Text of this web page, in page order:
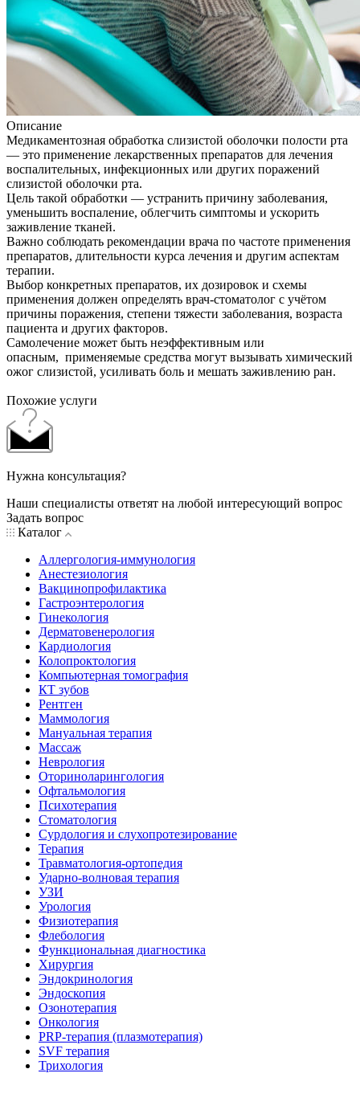
Описание
Медикаментозная обработка слизистой оболочки полости рта
— это применение лекарственных препаратов для лечения
воспалительных, инфекционных или других поражений
слизистой оболочки рта.
Цель такой обработки — устранить причину заболевания,
уменьшить воспаление, облегчить симптомы и ускорить
заживление тканей.
Важно соблюдать рекомендации врача по частоте применения
препаратов, длительности курса лечения и другим аспектам
терапии.
Выбор конкретных препаратов, их дозировок и схемы
применения должен определять врач-стоматолог с учётом
причины поражения, степени тяжести заболевания, возраста
пациента и других факторов.
Самолечение может быть неэффективным или
опасным, применяемые средства могут вызывать химический
ожог слизистой, усиливать боль и мешать заживлению ран.
Похожие услуги
Нужна консультация?
Наши специалисты ответят на любой интересующий вопрос
Задать вопрос
Каталог
Аллергология-иммунология
Анестезиология
Вакцинопрофилактика
Гастроэнтерология
Гинекология
Дерматовенерология
Кардиология
Колопроктология
Компьютерная томография
КТ зубов
Рентген
Маммология
Мануальная терапия
Массаж
Неврология
Оториноларингология
Офтальмология
Психотерапия
Стоматология
Сурдология и слухопротезирование
Терапия
Травматология-ортопедия
Ударно-волновая терапия
УЗИ
Урология
Физиотерапия
Флебология
Функциональная диагностика
Хирургия
Эндокринология
Эндоскопия
Озонотерапия
Онкология
PRP-терапия (плазмотерапия)
SVF терапия
Трихология